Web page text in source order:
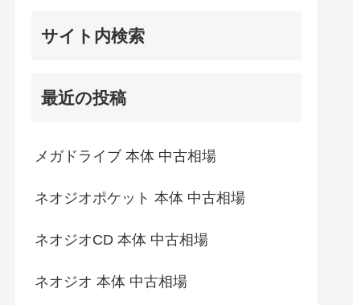
サイト内検索
最近の投稿
メガドライブ 本体 中古相場
ネオジオポケット 本体 中古相場
ネオジオCD 本体 中古相場
ネオジオ 本体 中古相場